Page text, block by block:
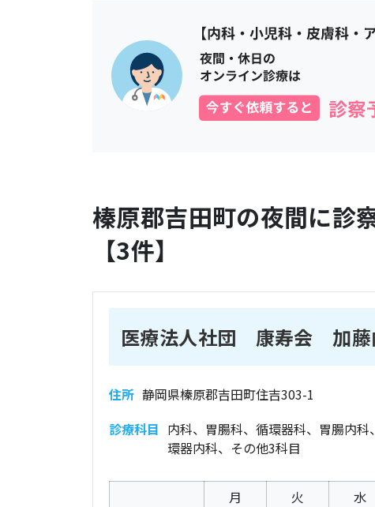
榛原郡吉田町の夜間に診
【3件】
医療法人社団 康寿会 加藤
住所 静岡県榛原郡吉田町住吉303-1
診療科目 内科、胃腸科、循環器科、胃腸内科
環器内科、その他3科目
月 火 水